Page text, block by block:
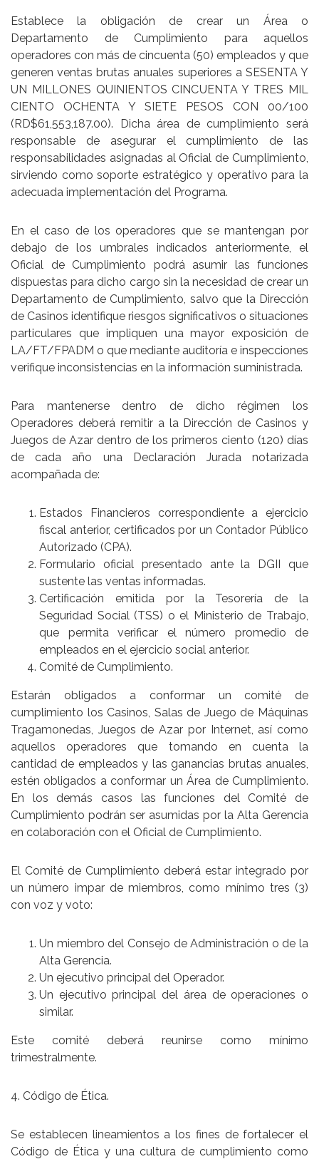
Establece la obligación de crear un Área o
Departamento de Cumplimiento para aquellos
operadores con más de cincuenta (50) empleados y que
generen ventas brutas anuales superiores a SESENTA Y
UN MILLONES QUINIENTOS CINCUENTA Y TRES MIL
CIENTO OCHENTA Y SIETE PESOS CON 00/100
(RD$61,553,187.00). Dicha área de cumplimiento será
responsable de asegurar el cumplimiento de las
responsabilidades asignadas al Oficial de Cumplimiento,
sirviendo como soporte estratégico y operativo para la
adecuada implementación del Programa.
En el caso de los operadores que se mantengan por
debajo de los umbrales indicados anteriormente, el
Oficial de Cumplimiento podrá asumir las funciones
dispuestas para dicho cargo sin la necesidad de crear un
Departamento de Cumplimiento, salvo que la Dirección
de Casinos identifique riesgos significativos o situaciones
particulares que impliquen una mayor exposición de
LA/FT/FPADM o que mediante auditoría e inspecciones
verifique inconsistencias en la información suministrada.
Para mantenerse dentro de dicho régimen los
Operadores deberá remitir a la Dirección de Casinos y
Juegos de Azar dentro de los primeros ciento (120) días
de cada año una Declaración Jurada notarizada
acompañada de:
Estados Financieros correspondiente a ejercicio
fiscal anterior, certificados por un Contador Público
Autorizado (CPA).
Formulario oficial presentado ante la DGII que
sustente las ventas informadas.
Certificación emitida por la Tesorería de la
Seguridad Social (TSS) o el Ministerio de Trabajo,
que permita verificar el número promedio de
empleados en el ejercicio social anterior.
Comité de Cumplimiento.
Estarán obligados a conformar un comité de
cumplimiento los Casinos, Salas de Juego de Máquinas
Tragamonedas, Juegos de Azar por Internet, así como
aquellos operadores que tomando en cuenta la
cantidad de empleados y las ganancias brutas anuales,
estén obligados a conformar un Área de Cumplimiento.
En los demás casos las funciones del Comité de
Cumplimiento podrán ser asumidas por la Alta Gerencia
en colaboración con el Oficial de Cumplimiento.
El Comité de Cumplimiento deberá estar integrado por
un número impar de miembros, como mínimo tres (3)
con voz y voto:
Un miembro del Consejo de Administración o de la
Alta Gerencia.
Un ejecutivo principal del Operador.
Un ejecutivo principal del área de operaciones o
similar.
Este comité deberá reunirse como mínimo
trimestralmente.
4. Código de Ética.
Se establecen lineamientos a los fines de fortalecer el
Código de Ética y una cultura de cumplimiento como